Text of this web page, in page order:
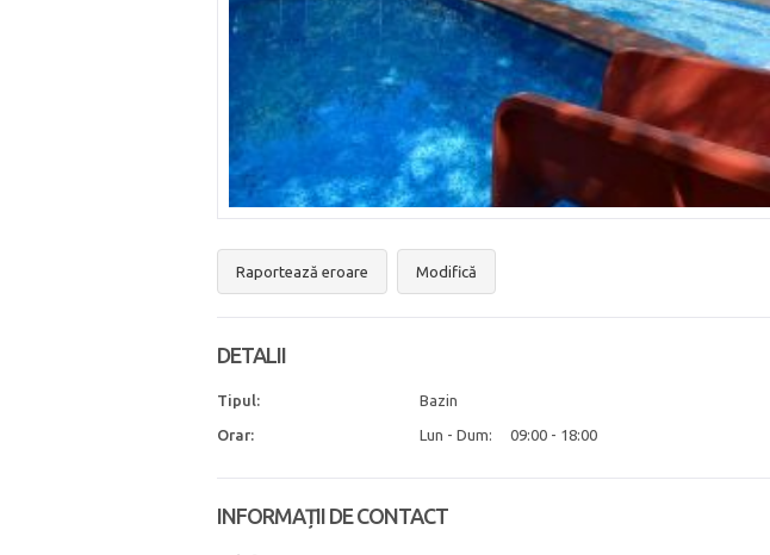
Raportează eroare Modifică
DETALII
Tipul: Bazin
Orar: Lun - Dum: 09:00 - 18:00
INFORMAȚII DE CONTACT